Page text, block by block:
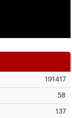
191417
58
137